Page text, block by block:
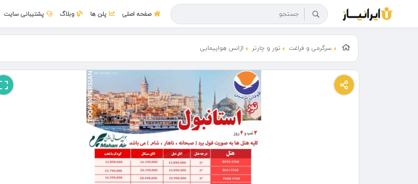
صفحه اصلی پلن ها وبلاگ پشتیبانی سایت
سرگرمی و فراغت تور و چارتر اژانس هواپیمایی